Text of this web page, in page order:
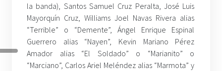
la banda), Santos Samuel Cruz Peralta, José Luis
Mayorquín Cruz, Williams Joel Navas Rivera alias
“Terrible” o “Demente”, Ángel Enrique Espinal
Guerrero alias “Nayen”, Kevin Mariano Pérez
Amador alias “El Soldado” o “Marianito” o
“Marciano”, Carlos Ariel Meléndez alias “Marmota” y